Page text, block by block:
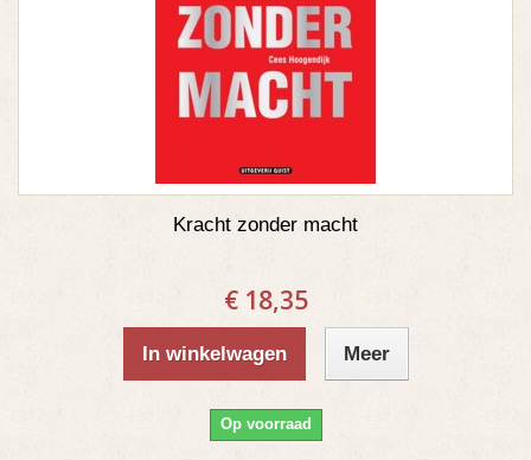
Kracht zonder macht
€ 18,35
In winkelwagen Meer
Op voorraad